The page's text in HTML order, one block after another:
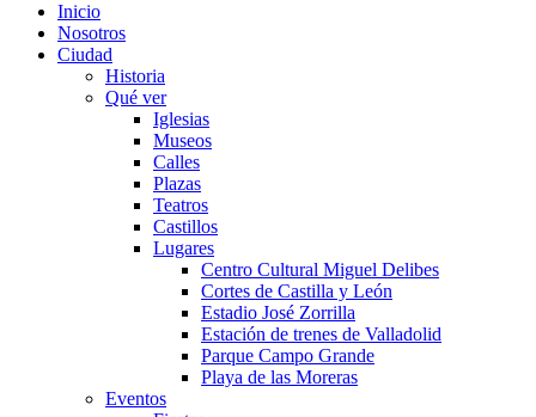
Inicio
Nosotros
Ciudad
Historia
Qué ver
Iglesias
Museos
Calles
Plazas
Teatros
Castillos
Lugares
Centro Cultural Miguel Delibes
Cortes de Castilla y León
Estadio José Zorrilla
Estación de trenes de Valladolid
Parque Campo Grande
Playa de las Moreras
Eventos